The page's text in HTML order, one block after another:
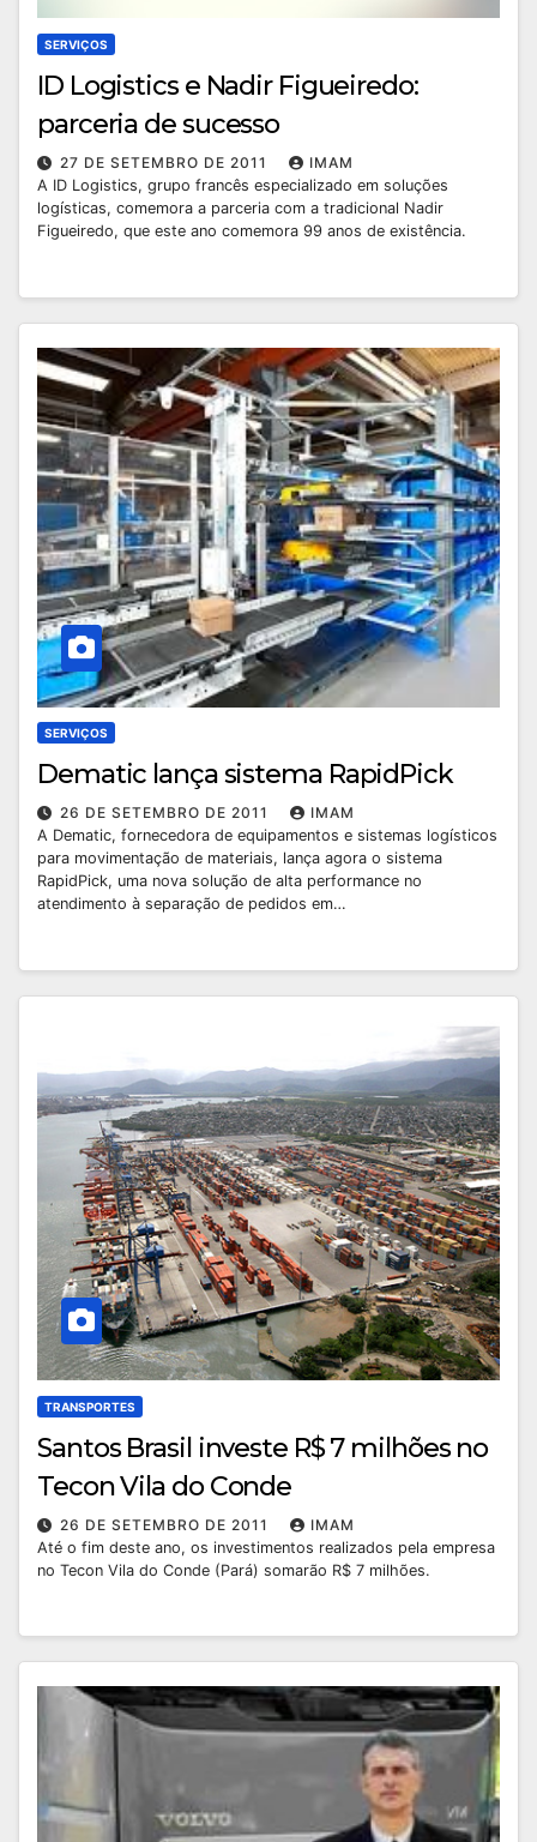
SERVIÇOS
ID Logistics e Nadir Figueiredo:
parceria de sucesso
27 DE SETEMBRO DE 2011
IMAM
A ID Logistics, grupo francês especializado em soluções
logísticas, comemora a parceria com a tradicional Nadir
Figueiredo, que este ano comemora 99 anos de existência.
SERVIÇOS
Dematic lança sistema RapidPick
26 DE SETEMBRO DE 2011
IMAM
A Dematic, fornecedora de equipamentos e sistemas logísticos
para movimentação de materiais, lança agora o sistema
RapidPick, uma nova solução de alta performance no
atendimento à separação de pedidos em…
TRANSPORTES
Santos Brasil investe R$ 7 milhões no
Tecon Vila do Conde
26 DE SETEMBRO DE 2011
IMAM
Até o fim deste ano, os investimentos realizados pela empresa
no Tecon Vila do Conde (Pará) somarão R$ 7 milhões.